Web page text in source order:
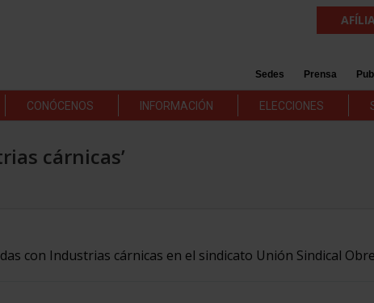
Sedes Prensa
CONÓCENOS INFORMACIÓN ELECCIONES
cárnicas’
con Industrias cárnicas en el sindicato Unión Sindical